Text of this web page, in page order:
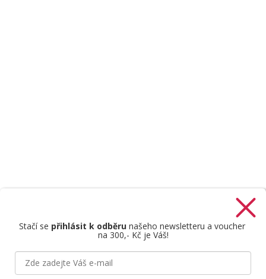
Stačí se přihlásit k odběrunašeho newsletteru a voucher
na 300,- Kč je Váš!